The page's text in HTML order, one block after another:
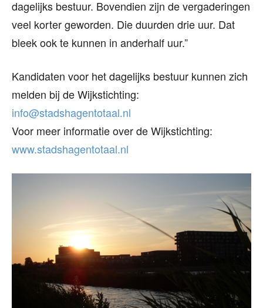
dagelijks bestuur. Bovendien zijn de vergaderingen
veel korter geworden. Die duurden drie uur. Dat
bleek ook te kunnen in anderhalf uur.”
Kandidaten voor het dagelijks bestuur kunnen zich
melden bij de Wijkstichting:
info@stadshagentotaal.nl
Voor meer informatie over de Wijkstichting:
www.stadshagentotaal.nl